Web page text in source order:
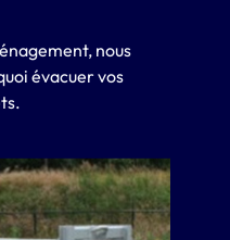
nous
évacuer vos